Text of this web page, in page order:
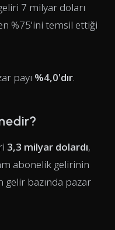
7 milyar doları
%75'ini temsil ettiği
payı %4,0'dır.
3,3 milyar dolardı,
abonelik gelirinin
gelir bazında pazar